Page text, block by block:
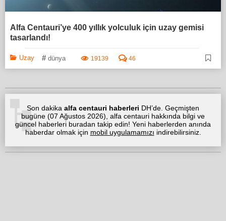
Alfa Centauri’ye 400 yıllık yolculuk için uzay gemisi
tasarlandı!
Uzay # dünya 19139 46
Son dakika alfa centauri haberleri DH’de. Geçmişten
bugüne (07 Ağustos 2026), alfa centauri hakkında bilgi ve
güncel haberleri buradan takip edin! Yeni haberlerden anında
haberdar olmak için mobil uygulamamızı indirebilirsiniz.